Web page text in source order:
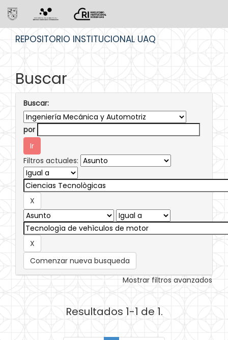
REPOSITORIO INSTITUCIONAL UAQ
Buscar
Buscar:
por
Filtros actuales:
Comenzar nueva busqueda
Mostrar filtros avanzados
Resultados 1-1 de 1.